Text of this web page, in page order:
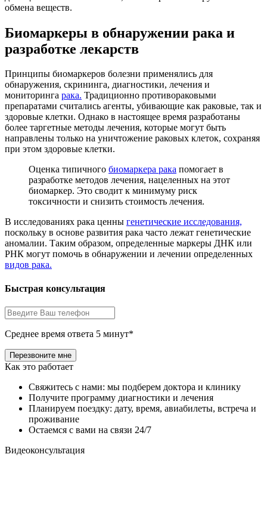
обмена веществ.
Биомаркеры в обнаружении рака и
разработке лекарств
Принципы биомаркеров болезни применялись для
обнаружения, скрининга, диагностики, лечения и
мониторинга рака. Традиционно противораковыми
препаратами считались агенты, убивающие как раковые, так и
здоровые клетки. Однако в настоящее время разработаны
более таргетные методы лечения, которые могут быть
направлены только на уничтожение раковых клеток, сохраняя
при этом здоровые клетки.
Оценка типичного биомаркера рака помогает в
разработке методов лечения, нацеленных на этот
биомаркер. Это сводит к минимуму риск
токсичности и снизить стоимость лечения.
В исследованиях рака ценны генетические исследования,
поскольку в основе развития рака часто лежат генетические
аномалии. Таким образом, определенные маркеры ДНК или
РНК могут помочь в обнаружении и лечении определенных
видов рака.
Быстрая консультация
Среднее время ответа 5 минут*
Как это работает
Свяжитесь с нами: мы подберем доктора и клинику
Получите программу диагностики и лечения
Планируем поездку: дату, время, авиабилеты, встреча и
проживание
Остаемся с вами на связи 24/7
Видеоконсультация